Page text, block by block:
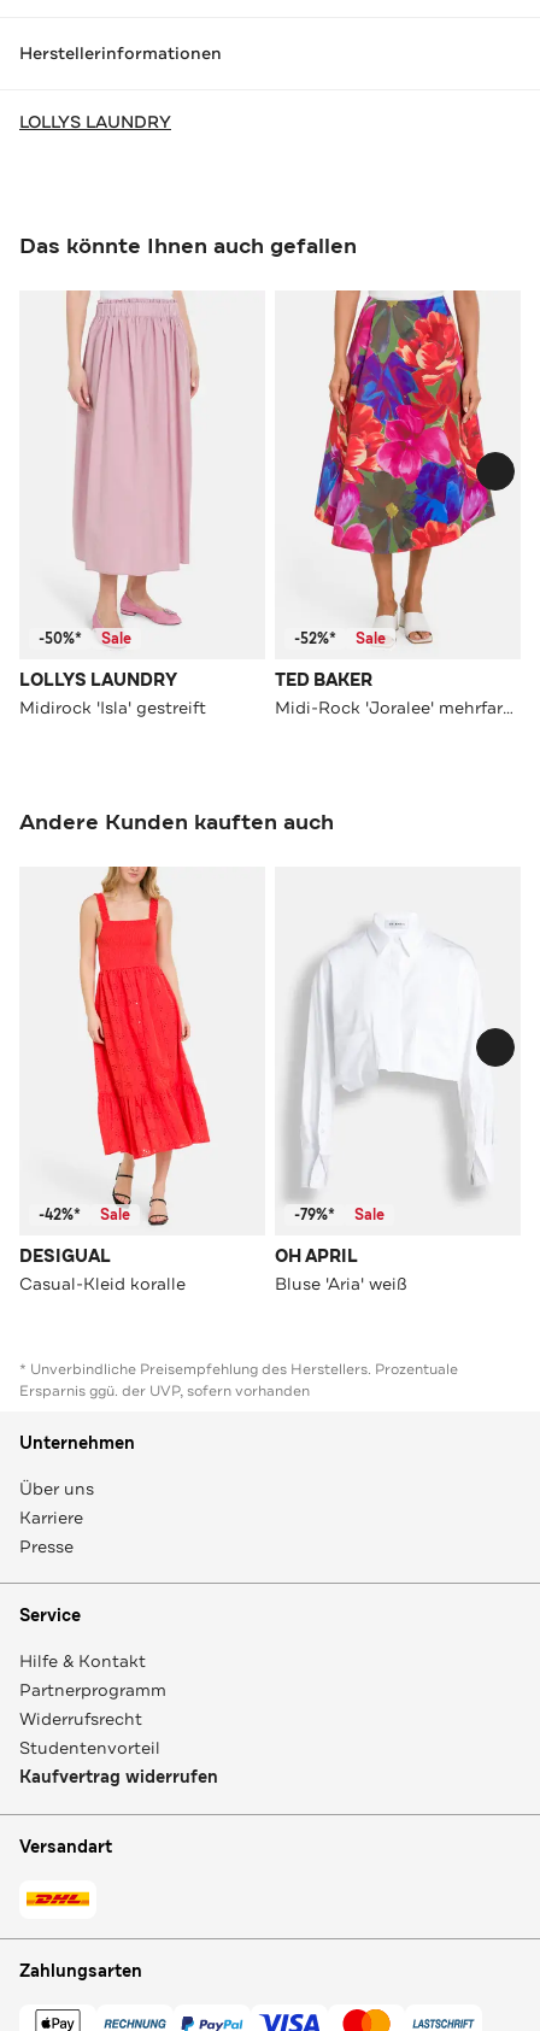
Herstellerinformationen
LOLLYS LAUNDRY
Das könnte Ihnen auch gefallen
-50%* Sale
LOLLYS LAUNDRY
Midirock 'Isla' gestreift
-52%* Sale
TED BAKER
Midi-Rock 'Joralee' mehrfarbig
Andere Kunden kauften auch
-42%* Sale
DESIGUAL
Casual-Kleid koralle
-79%* Sale
OH APRIL
Bluse 'Aria' weiß
* Unverbindliche Preisempfehlung des Herstellers. Prozentuale
Ersparnis ggü. der UVP, sofern vorhanden
Unternehmen
Über uns
Karriere
Presse
Service
Hilfe & Kontakt
Partnerprogramm
Widerrufsrecht
Studentenvorteil
Kaufvertrag widerrufen
Versandart
Zahlungsarten